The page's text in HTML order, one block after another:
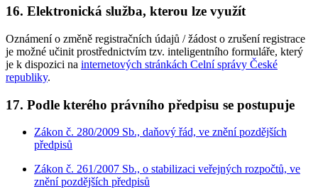
16. Elektronická služba, kterou lze využít
Oznámení o změně registračních údajů / žádost o zrušení registrace
je možné učinit prostřednictvím tzv. inteligentního formuláře, který
je k dispozici na internetových stránkách Celní správy České
republiky.
17. Podle kterého právního předpisu se postupuje
Zákon č. 280/2009 Sb., daňový řád, ve znění pozdějších
předpisů
Zákon č. 261/2007 Sb., o stabilizaci veřejných rozpočtů, ve
znění pozdějších předpisů